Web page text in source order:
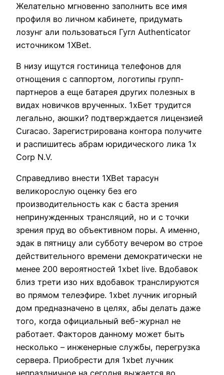
Желательно мгновенно заполнить все имя
профиля во личном кабинете, придумать
лозунг али пользоваться Гугл Authenticator
источником 1XBet.
В низу ищутся гостиница телефонов для
отнощения с саппортом, логотипы групп-
партнеров а еще батарея других полезных в
видах новичков врученных. 1хБет трудится
легально, аюшки? подтверждается лицензией
Curacao. Зарегистрирована контора получите
и распишитесь абрам юридического лика 1x
Corp N.V.
Справедливо внести 1XBet тарасун
великорослую оценку без его
производительность как с баста зрения
непринужденных трансляций, но и с точки
зрения пруд во объективном поры. А именно,
эдак в пятницу али субботу вечером во строе
действительного времени демократически не
менее 200 вероятностей 1xbet live. Вдобавок
близ трети изо них вдобавок транслируются
во прямом телеэфире. 1xbet лучник игорный
дом предназначено в целях, абы делать даже
того, когда официальный веб-журнал не
работает. Факторов данному может быть
несколько – инженерные службы, перегрузка
сервера. Приобрести для 1xbet лучник